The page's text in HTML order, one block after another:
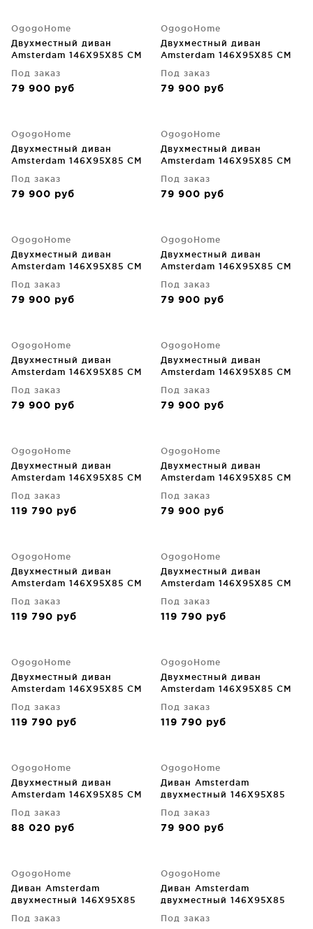
OgogoHome
Двухместный диван
Amsterdam 146X95X85 CM
Под заказ
79 900 руб
OgogoHome
Двухместный диван
Amsterdam 146X95X85 CM
Под заказ
79 900 руб
OgogoHome
Двухместный диван
Amsterdam 146X95X85 CM
Под заказ
79 900 руб
OgogoHome
Двухместный диван
Amsterdam 146X95X85 CM
Под заказ
79 900 руб
OgogoHome
Двухместный диван
Amsterdam 146X95X85 CM
Под заказ
79 900 руб
OgogoHome
Двухместный диван
Amsterdam 146X95X85 CM
Под заказ
79 900 руб
OgogoHome
Двухместный диван
Amsterdam 146X95X85 CM
Под заказ
79 900 руб
OgogoHome
Двухместный диван
Amsterdam 146X95X85 CM
Под заказ
79 900 руб
OgogoHome
Двухместный диван
Amsterdam 146X95X85 CM
Под заказ
119 790 руб
OgogoHome
Двухместный диван
Amsterdam 146X95X85 CM
Под заказ
79 900 руб
OgogoHome
Двухместный диван
Amsterdam 146X95X85 CM
Под заказ
119 790 руб
OgogoHome
Двухместный диван
Amsterdam 146X95X85 CM
Под заказ
119 790 руб
OgogoHome
Двухместный диван
Amsterdam 146X95X85 CM
Под заказ
119 790 руб
OgogoHome
Двухместный диван
Amsterdam 146X95X85 CM
Под заказ
119 790 руб
OgogoHome
Двухместный диван
Amsterdam 146X95X85 CM
Под заказ
88 020 руб
OgogoHome
Диван Amsterdam
двухместный 146X95X85
Под заказ
79 900 руб
OgogoHome
Диван Amsterdam
двухместный 146X95X85
Под заказ
OgogoHome
Диван Amsterdam
двухместный 146X95X85
Под заказ